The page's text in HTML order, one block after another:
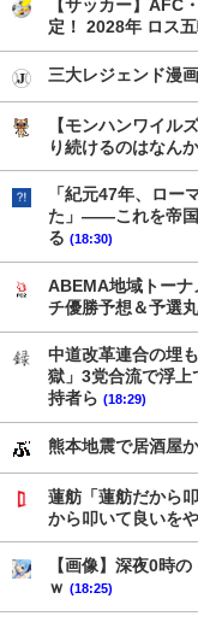
【サッカー】AFC
定！ 2028年 ロス
三大レジェンド漫
【モンハンワイル
り続けるのはなん
「紀元47年、ロー
た」——これを帝国
る (18:30)
ABEMA地域トー
チ優勝予想＆予選
中道改革連合の埋
獄」3党合流で浮
持者ら (18:29)
熊本地震で居酒屋
蓮舫「蓮舫だから
から叩いて良いを
【画像】深夜0時
ｗ (18:25)